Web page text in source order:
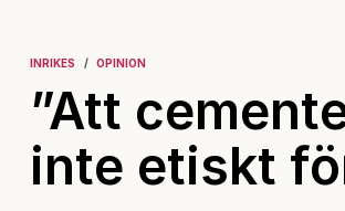
INRIKES OPINION
”Att
inte etiskt